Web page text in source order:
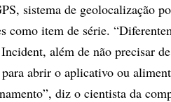
sistema de geolocalização
como item de série.
além de não precisar
abrir o aplicativo ou
diz o cientista da